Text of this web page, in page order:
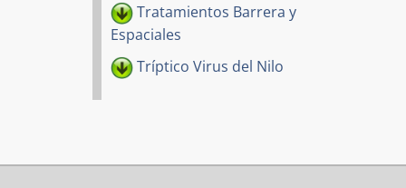
Tratamientos Barrera y
Espaciales
Tríptico Virus del Nilo